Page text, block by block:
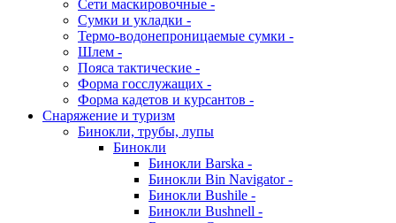
Сети маскировочные -
Сумки и укладки -
Термо-водонепроницаемые сумки -
Шлем -
Пояса тактические -
Форма госслужащих -
Форма кадетов и курсантов -
Снаряжение и туризм
Бинокли, трубы, лупы
Бинокли
Бинокли Barska -
Бинокли Bin Navigator -
Бинокли Bushile -
Бинокли Bushnell -